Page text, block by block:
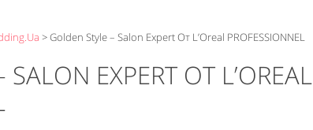
>Golden Style – Salon Expert От L’Oreal PROFESSIONNEL
SALON EXPERT ОТ L’OREAL